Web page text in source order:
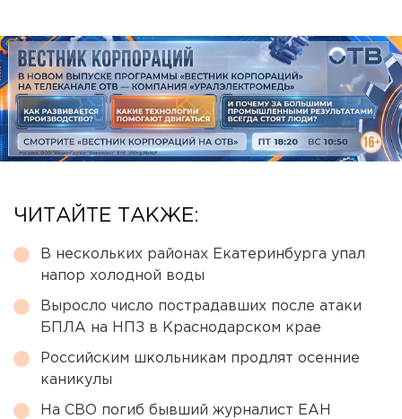
ЧИТАЙТЕ ТАКЖЕ:
В нескольких районах Екатеринбурга упал
напор холодной воды
Выросло число пострадавших после атаки
БПЛА на НПЗ в Краснодарском крае
Российским школьникам продлят осенние
каникулы
На СВО погиб бывший журналист ЕАН